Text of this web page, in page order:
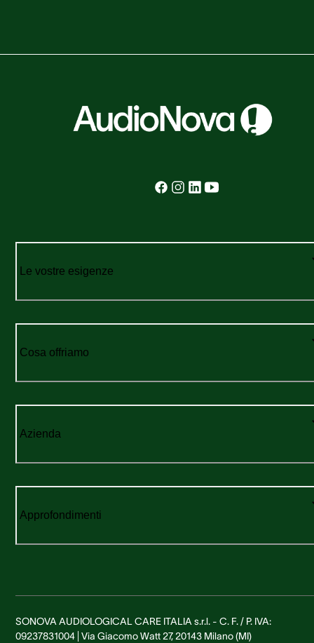
Le vostre esigenze
Cosa offriamo
Azienda
Approfondimenti
SONOVA AUDIOLOGICAL CARE ITALIA s.r.l. - C. F. / P. IVA:
09237831004 | Via Giacomo Watt 27, 20143 Milano (MI)